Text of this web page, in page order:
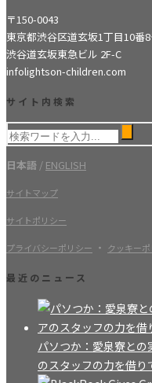
〒150-0043
東京都渋谷区道玄坂1丁目10番
渋谷道玄坂東急ビル 2F-C
infolightson-children.com
サイト内検索
日本語 / ENGLISH
サイトマップ
サイトポリシー
プライバシーポリシー ・ クッキー
最近のニュース
パソつか：愛泉寮と
のスタッフの力を借